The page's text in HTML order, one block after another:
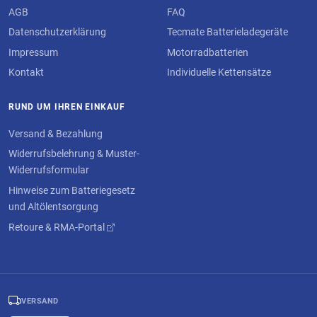
AGB
Datenschutzerklärung
Impressum
Kontakt
FAQ
Tecmate Batterieladegeräte
Motorradbatterien
Individuelle Kettensätze
RUND UM IHREN EINKAUF
Versand & Bezahlung
Widerrufsbelehrung & Muster-
Widerrufsformular
Hinweise zum Batteriegesetz
und Altölentsorgung
Retoure & RMA-Portal
VERSAND